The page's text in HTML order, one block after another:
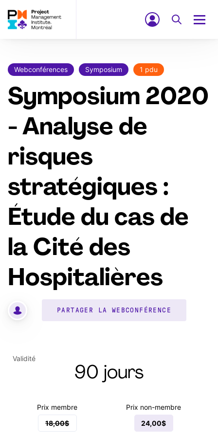
Webconférences Symposium 1 pdu
Symposium 2020
- Analyse de
risques
stratégiques :
Étude du cas de
la Cité des
Hospitalières
PARTAGER LA WEBCONFÉRENCE
Validité
90 jours
Prix membre
18,00$
Prix non-membre
24,00$